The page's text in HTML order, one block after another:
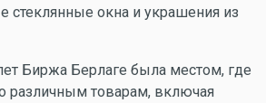
стеклянные окна и украшения из
Биржа Берлаге была местом, где
различным товарам, включая